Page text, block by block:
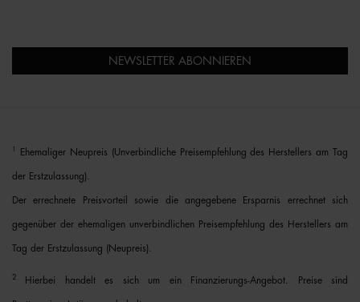
NEWSLETTER ABONNIEREN
Ehemaliger Neupreis (Unverbindliche Preisempfehlung des Herstellers am Tag
der Erstzulassung).
Der errechnete Preisvorteil sowie die angegebene Ersparnis errechnet sich
gegenüber der ehemaligen unverbindlichen Preisempfehlung des Herstellers am
Tag der Erstzulassung (Neupreis).
2 Hierbei handelt es sich um ein Finanzierungs-Angebot. Preise sind